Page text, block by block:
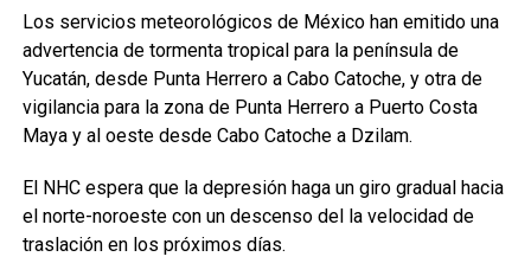
Los servicios meteorológicos de México han emitido una
advertencia de tormenta tropical para la península de
Yucatán, desde Punta Herrero a Cabo Catoche, y otra de
vigilancia para la zona de Punta Herrero a Puerto Costa
Maya y al oeste desde Cabo Catoche a Dzilam.
El NHC espera que la depresión haga un giro gradual hacia
el norte-noroeste con un descenso del la velocidad de
traslación en los próximos días.